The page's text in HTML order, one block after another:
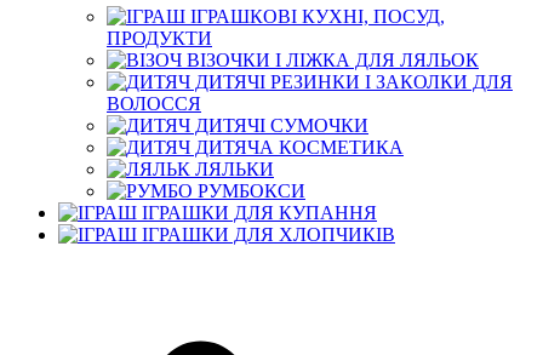
ІГРАШКОВІ КУХНІ, ПОСУД,
ПРОДУКТИ
ВІЗОЧКИ І ЛІЖКА ДЛЯ ЛЯЛЬОК
ДИТЯЧІ РЕЗИНКИ І ЗАКОЛКИ ДЛЯ
ВОЛОССЯ
ДИТЯЧІ СУМОЧКИ
ДИТЯЧА КОСМЕТИКА
ЛЯЛЬКИ
РУМБОКСИ
ІГРАШКИ ДЛЯ КУПАННЯ
ІГРАШКИ ДЛЯ ХЛОПЧИКІВ